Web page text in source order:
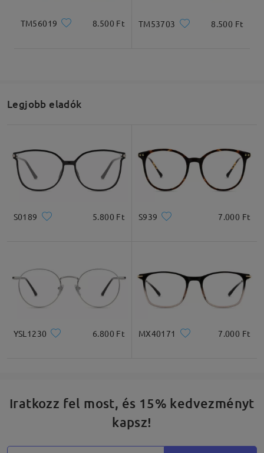
TM56019 8.500 Ft TM53703 8.500 Ft
Legjobb eladók
S0189 5.800 Ft S939 7.000 Ft
YSL1230 6.800 Ft MX40171 7.000 Ft
Iratkozz fel most, és 15% kedvezményt
kapsz!